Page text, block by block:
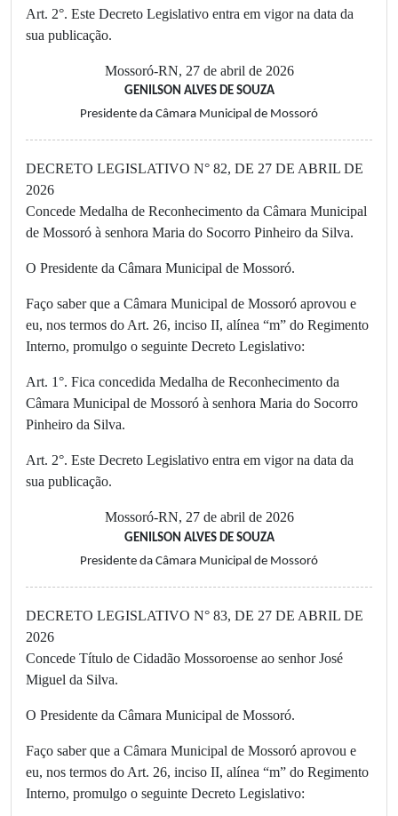
Art. 2°. Este Decreto Legislativo entra em vigor na data da
sua publicação.
Mossoró-RN, 27 de abril de 2026
GENILSON ALVES DE SOUZA
Presidente da Câmara Municipal de Mossoró
DECRETO LEGISLATIVO N° 82, DE 27 DE ABRIL DE
2026
Concede Medalha de Reconhecimento da Câmara Municipal
de Mossoró à senhora Maria do Socorro Pinheiro da Silva.
O Presidente da Câmara Municipal de Mossoró.
Faço saber que a Câmara Municipal de Mossoró aprovou e
eu, nos termos do Art. 26, inciso II, alínea “m” do Regimento
Interno, promulgo o seguinte Decreto Legislativo:
Art. 1°. Fica concedida Medalha de Reconhecimento da
Câmara Municipal de Mossoró à senhora Maria do Socorro
Pinheiro da Silva.
Art. 2°. Este Decreto Legislativo entra em vigor na data da
sua publicação.
Mossoró-RN, 27 de abril de 2026
GENILSON ALVES DE SOUZA
Presidente da Câmara Municipal de Mossoró
DECRETO LEGISLATIVO N° 83, DE 27 DE ABRIL DE
2026
Concede Título de Cidadão Mossoroense ao senhor José
Miguel da Silva.
O Presidente da Câmara Municipal de Mossoró.
Faço saber que a Câmara Municipal de Mossoró aprovou e
eu, nos termos do Art. 26, inciso II, alínea “m” do Regimento
Interno, promulgo o seguinte Decreto Legislativo: